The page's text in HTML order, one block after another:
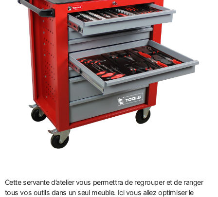
Cette servante d’atelier vous permettra de regrouper et de ranger
tous vos outils dans un seul meuble. Ici vous allez optimiser le